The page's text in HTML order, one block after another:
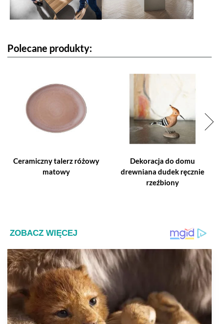
Polecane produkty:
Ceramiczny talerz różowy
matowy
Dekoracja do domu
drewniana dudek ręcznie
rzeźbiony